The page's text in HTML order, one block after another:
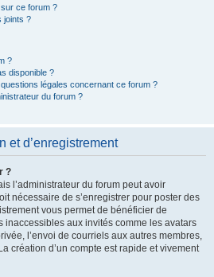
ce forum ?
joints ?
?
disponible ?
légales concernant ce forum ?
du forum ?
et d’enregistrement
?
l’administrateur du forum peut avoir
nécessaire de s’enregistrer pour poster des
vous permet de bénéficier de
inaccessibles aux invités comme les avatars
l’envoi de courriels aux autres membres,
création d’un compte est rapide et vivement